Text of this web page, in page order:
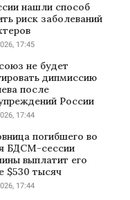
нашли способ
риск заболеваний
17:45
не будет
дипмиссию
после
России
17:44
погибшего во
БДСМ-сессии
выплатит его
$530 тысяч
17:44